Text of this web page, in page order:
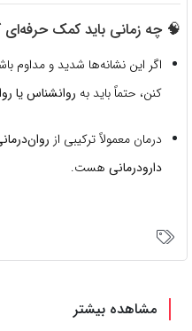
🧠 چه زمانی باید کمک
اگر این نشانه‌ها شدید و مداوم
کنن، حتماً باید به روانشناس یا
درمان معمولاً ترکیبی از
دارودرمانی هست.
مشاهده بیشتر